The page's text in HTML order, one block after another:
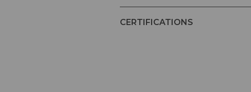
CERTIFICATIONS